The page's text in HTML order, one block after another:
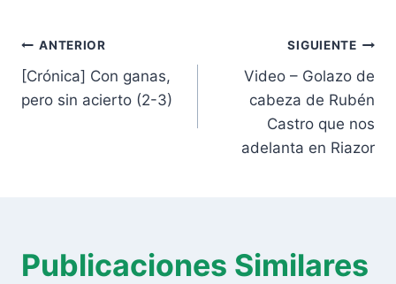
Navegación
de
entradas
ANTERIOR
[Crónica] Con ganas,
pero sin acierto (2-3)
SIGUIENTE
Video – Golazo de
cabeza de Rubén
Castro que nos
adelanta en Riazor
Publicaciones Similares